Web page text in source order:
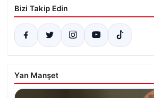
Bizi Takip Edin
Yan Manşet